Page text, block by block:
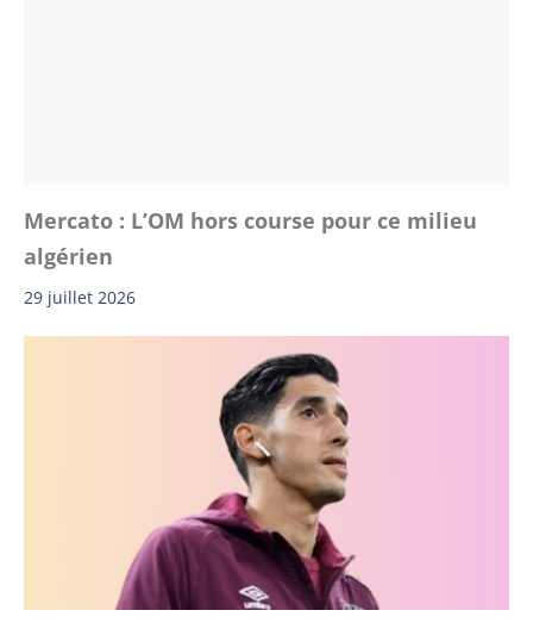
Mercato : L’OM hors course pour ce milieu
algérien
29 juillet 2026